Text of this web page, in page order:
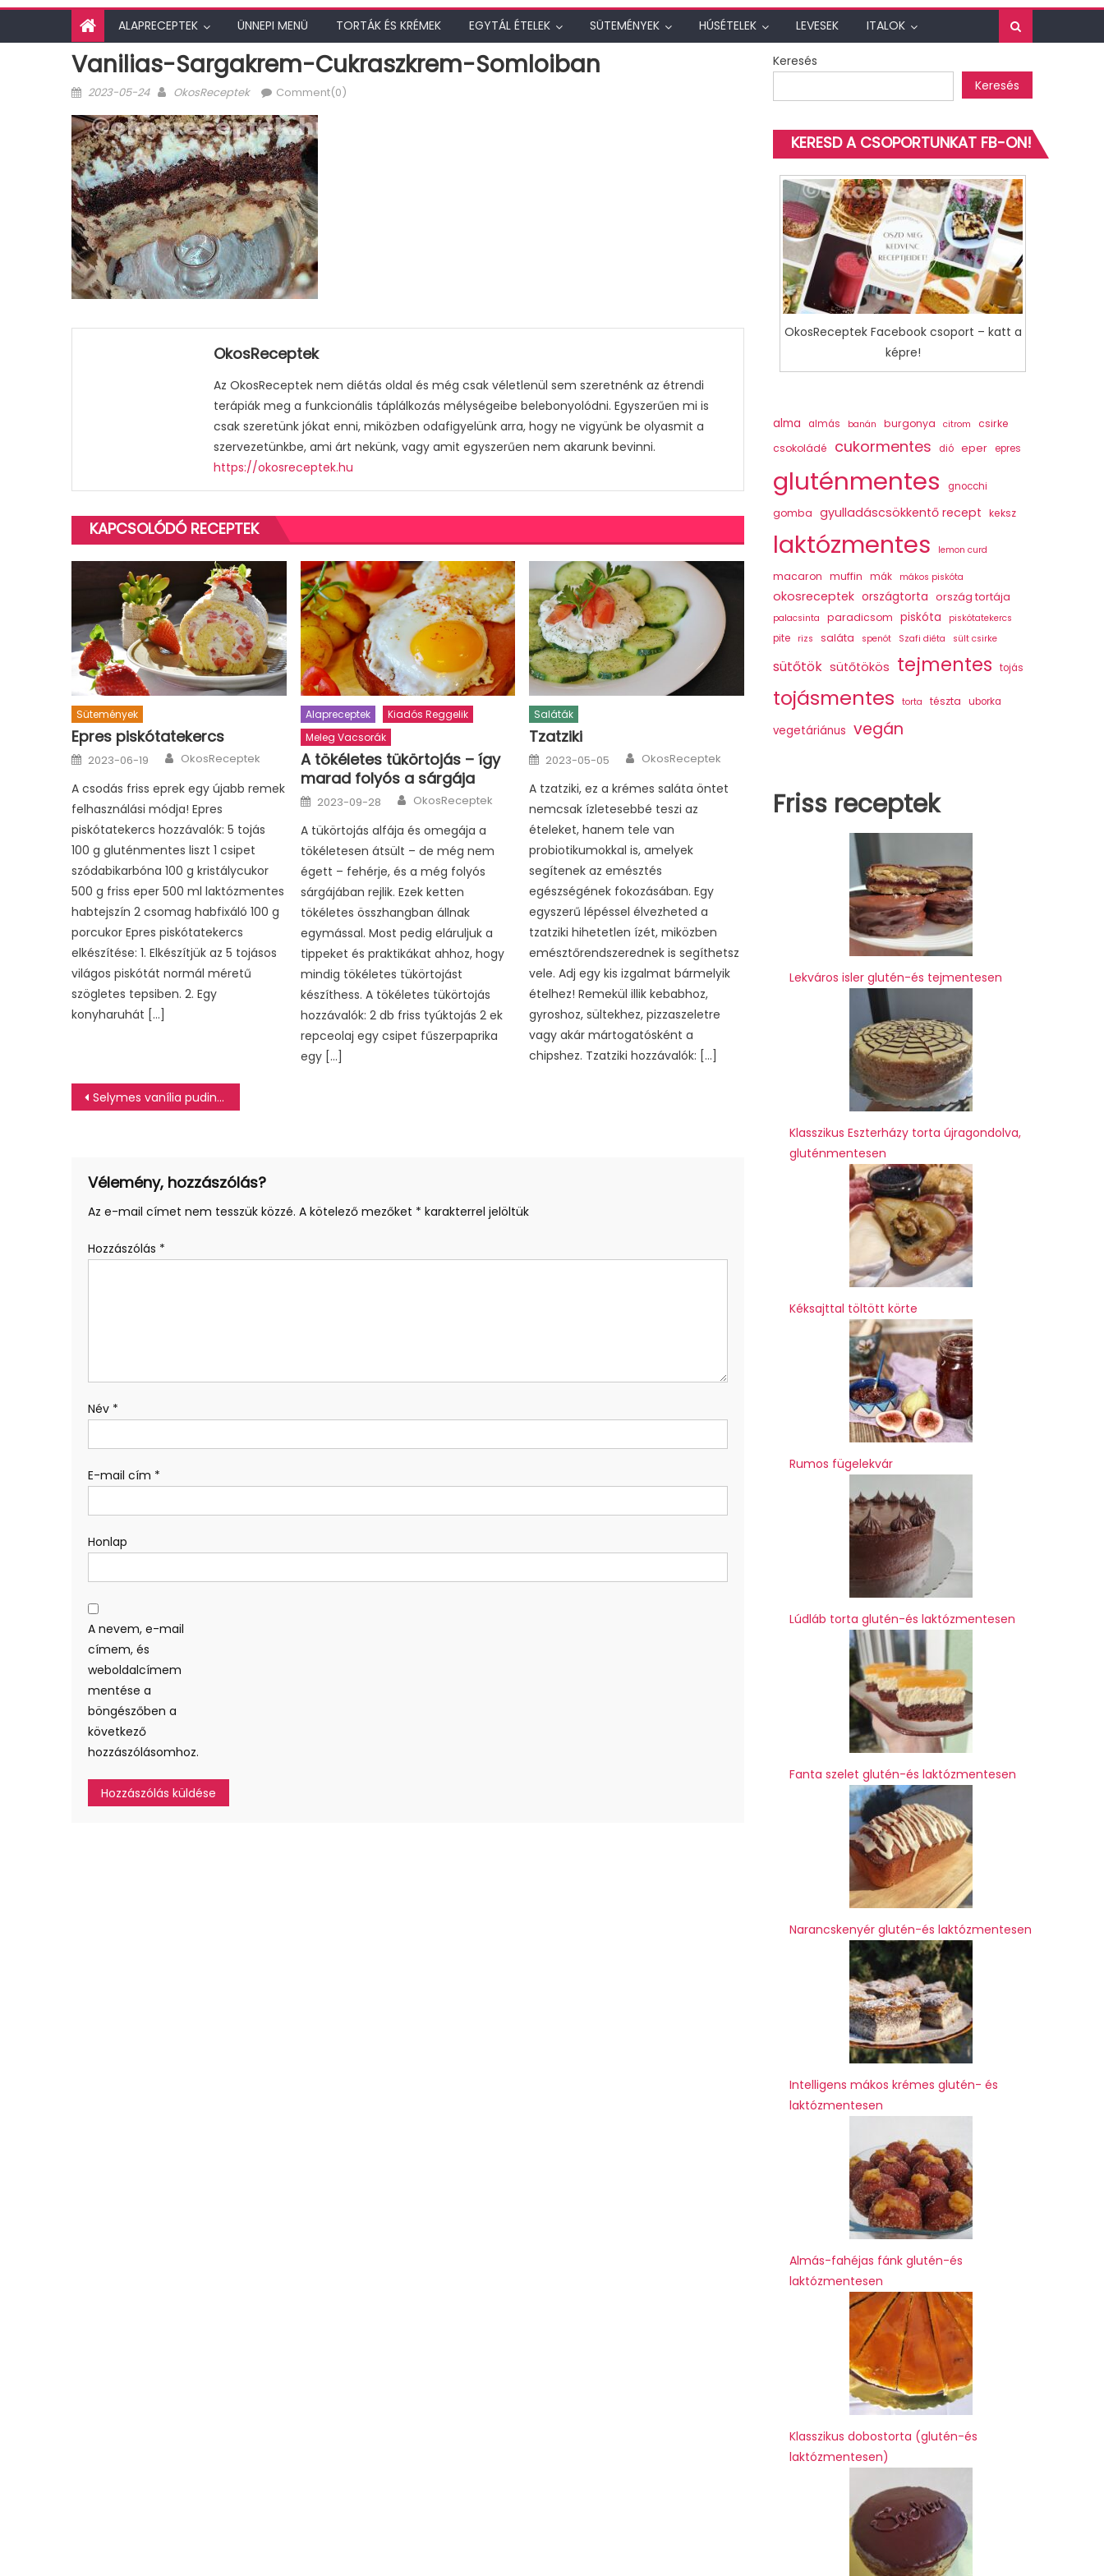
ALAPRECEPTEK ÜNNEPI MENÜ TORTÁK ÉS KRÉMEK EGYTÁL ÉTELEK SÜTEMÉNYEK HÚSÉTELEK LEVESEK ITALOK
Vanilias-Sargakrem-Cukraszkrem-Somloiban
Posted
2023-05-24 Author
OkosReceptek Comment(0)
OkosReceptek
Az OkosReceptek nem diétás oldal és még csak véletlenül sem szeretnénk az étrendi
terápiák meg a funkcionális táplálkozás mélységeibe belebonyolódni. Egyszerűen mi is
csak szeretünk jókat enni, miközben odafigyelünk arra, hogy ne vigyünk be olyasmit a
szervezetünkbe, ami árt nekünk, vagy amit egyszerűen nem akarunk bevinni.
https://okosreceptek.hu
KAPCSOLÓDÓ RECEPTEK
Sütemények
Epres piskótatekercs
Posted
on
2023-06-19 Author
OkosReceptek
A csodás friss eprek egy újabb remek
felhasználási módja! Epres
piskótatekercs hozzávalók: 5 tojás
100 g gluténmentes liszt 1 csipet
szódabikarbóna 100 g kristálycukor
500 g friss eper 500 ml laktózmentes
habtejszín 2 csomag habfixáló 100 g
porcukor Epres piskótatekercs
elkészítése: 1. Elkészítjük az 5 tojásos
világos piskótát normál méretű
szögletes tepsiben. 2. Egy
konyharuhát […]
Alapreceptek
Kiadós Reggelik
Meleg Vacsorák
A tökéletes tükörtojás – így
marad folyós a sárgája
Posted
on
2023-09-28 Author
OkosReceptek
A tükörtojás alfája és omegája a
tökéletesen átsült – de még nem
égett – fehérje, és a még folyós
sárgájában rejlik. Ezek ketten
tökéletes összhangban állnak
egymással. Most pedig eláruljuk a
tippeket és praktikákat ahhoz, hogy
mindig tökéletes tükörtojást
készíthess. A tökéletes tükörtojás
hozzávalók: 2 db friss tyúktojás 2 ek
repceolaj egy csipet fűszerpaprika
egy […]
Saláták
Tzatziki
Posted
on
2023-05-05 Author
OkosReceptek
A tzatziki, ez a krémes saláta öntet
nemcsak ízletesebbé teszi az
ételeket, hanem tele van
probiotikumokkal is, amelyek
segítenek az emésztés
egészségének fokozásában. Egy
egyszerű lépéssel élvezheted a
tzatziki hihetetlen ízét, miközben
emésztőrendszerednek is segíthetsz
vele. Adj egy kis izgalmat bármelyik
ételhez! Remekül illik kebabhoz,
gyroshoz, sültekhez, pizzaszeletre
vagy akár mártogatósként a
chipshez. Tzatziki hozzávalók: […]
Bejegyzés
Selymes vanília puding (sárgakrém, azaz a cukrászkrém)
Vélemény, hozzászólás?
Az e-mail címet nem tesszük közzé. A kötelező mezőket * karakterrel jelöltük
Hozzászólás *
Név *
E-mail cím *
Honlap
A nevem, e-mail
címem, és
weboldalcímem
mentése a
böngészőben a
következő
hozzászólásomhoz.
Keresés
Keresés
KERESD A CSOPORTUNKAT FB-ON!
OkosReceptek Facebook csoport – katt a
képre!
alma almás banán burgonya citrom
csirke
csokoládé
cukormentes dió eper epres
gluténmentes gnocchi
gomba gyulladáscsökkentő recept keksz
laktózmentes lemon curd
macaron muffin mák mákos piskóta
okosreceptek országtorta ország tortája
palacsinta paradicsom piskóta piskótatekercs
pite rizs saláta spenót Szafi diéta sült csirke
sütőtök sütőtökös tejmentes tojás
tojásmentes torta tészta uborka
vegetáriánus vegán
Friss receptek
Lekváros isler glutén-és tejmentesen
Klasszikus Eszterházy torta újragondolva,
gluténmentesen
Kéksajttal töltött körte
Rumos fügelekvár
Lúdláb torta glutén-és laktózmentesen
Fanta szelet glutén-és laktózmentesen
Narancskenyér glutén-és laktózmentesen
Intelligens mákos krémes glutén- és
laktózmentesen
Almás-fahéjas fánk glutén-és
laktózmentesen
Klasszikus dobostorta (glutén-és
laktózmentesen)